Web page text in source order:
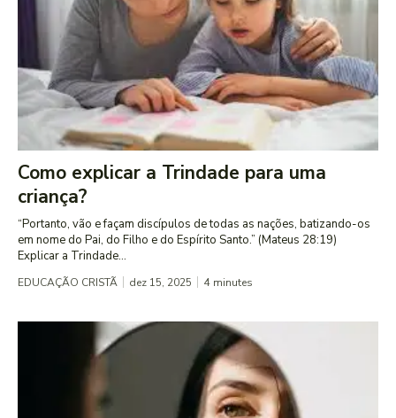
Como explicar a Trindade para uma
criança?
“Portanto, vão e façam discípulos de todas as nações, batizando-os
em nome do Pai, do Filho e do Espírito Santo.” (Mateus 28:19)
Explicar a Trindade...
EDUCAÇÃO CRISTÃ dez 15, 2025 4 minutes